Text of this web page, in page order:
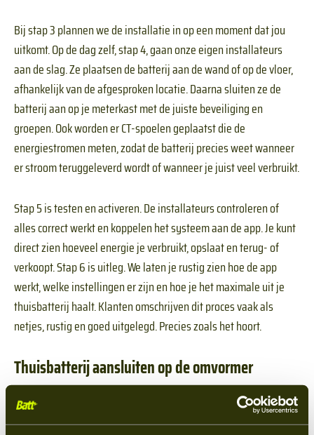
Bij stap 3 plannen we de installatie in op een moment dat jou
uitkomt. Op de dag zelf, stap 4, gaan onze eigen installateurs
aan de slag. Ze plaatsen de batterij aan de wand of op de vloer,
afhankelijk van de afgesproken locatie. Daarna sluiten ze de
batterij aan op je meterkast met de juiste beveiliging en
groepen. Ook worden er CT-spoelen geplaatst die de
energiestromen meten, zodat de batterij precies weet wanneer
er stroom teruggeleverd wordt of wanneer je juist veel verbruikt.
Stap 5 is testen en activeren. De installateurs controleren of
alles correct werkt en koppelen het systeem aan de app. Je kunt
direct zien hoeveel energie je verbruikt, opslaat en terug- of
verkoopt. Stap 6 is uitleg. We laten je rustig zien hoe de app
werkt, welke instellingen er zijn en hoe je het maximale uit je
thuisbatterij haalt. Klanten omschrijven dit proces vaak als
netjes, rustig en goed uitgelegd. Precies zoals het hoort.
Thuisbatterij aansluiten op de omvormer
Een belangrijk onderdeel van de installatie is de aansluiting op
de omvormer. Hier zijn twee opties. Als je al zonnepanelen hebt